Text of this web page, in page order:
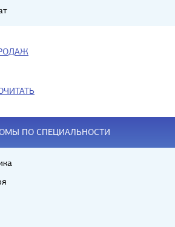
ПО СПЕЦИАЛЬНОСТИ